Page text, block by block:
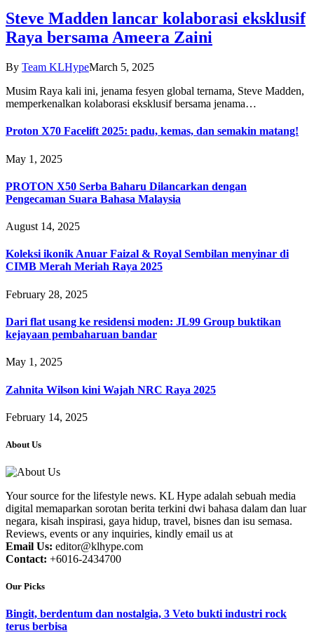
Steve Madden lancar kolaborasi eksklusif
Raya bersama Ameera Zaini
By Team KLHypeMarch 5, 2025
Musim Raya kali ini, jenama fesyen global ternama, Steve Madden,
memperkenalkan kolaborasi eksklusif bersama jenama…
Proton X70 Facelift 2025: padu, kemas, dan semakin matang!
May 1, 2025
PROTON X50 Serba Baharu Dilancarkan dengan
Pengecaman Suara Bahasa Malaysia
August 14, 2025
Koleksi ikonik Anuar Faizal & Royal Sembilan menyinar di
CIMB Merah Meriah Raya 2025
February 28, 2025
Dari flat usang ke residensi moden: JL99 Group buktikan
kejayaan pembaharuan bandar
May 1, 2025
Zahnita Wilson kini Wajah NRC Raya 2025
February 14, 2025
About Us
Your source for the lifestyle news. KL Hype adalah sebuah media
digital memaparkan sorotan berita terkini dwi bahasa dalam dan luar
negara, kisah inspirasi, gaya hidup, travel, bisnes dan isu semasa.
Reviews, events or any inquiries, kindly email us at
Email Us: editor@klhype.com
Contact: +6016-2434700
Our Picks
Bingit, berdentum dan nostalgia, 3 Veto bukti industri rock
terus berbisa